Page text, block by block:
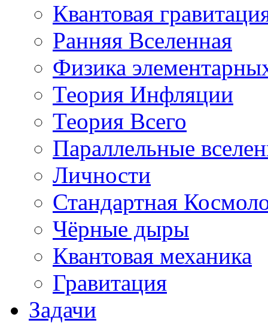
Квантовая
Ранняя Вселенная
Физика
Теория Инфляции
Теория Всего
Параллельные
Личности
Стандартная
Чёрные дыры
Квантовая механика
Гравитация
Задачи